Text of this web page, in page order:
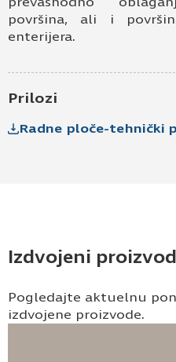
Prijavljujem se za
elektronske pošte.
površina, ali i
enterijera.
Prilozi
Radne ploče-tehnički
Izdvojeni
Pogledajte aktuelnu
izdvojene proizvode.